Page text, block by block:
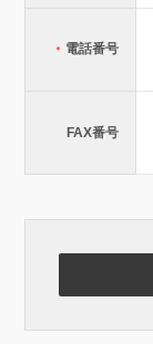
＊ 電話番号
FAX番号